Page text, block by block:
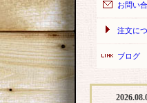
お問い
注文に
ブログ